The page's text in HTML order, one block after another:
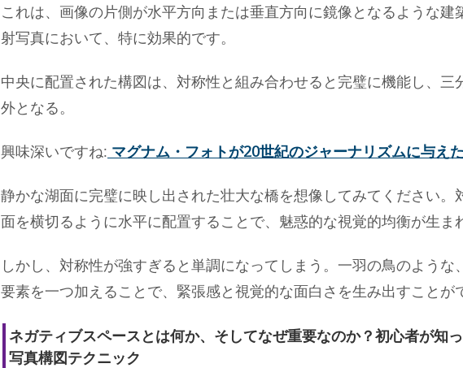
これは、画像の片側が水平方向または垂直方向に鏡像となるような建
射写真において、特に効果的です。
中央に配置された構図は、対称性と組み合わせると完璧に機能し、三
外となる。
興味深いですね: マグナム・フォトが20世紀のジャーナリズムに与え
静かな湖面に完璧に映し出された壮大な橋を想像してみてください。
面を横切るように水平に配置することで、魅惑的な視覚的均衡が生ま
しかし、対称性が強すぎると単調になってしまう。一羽の鳥のような
要素を一つ加えることで、緊張感と視覚的な面白さを生み出すことが
ネガティブスペースとは何か、そしてなぜ重要なのか？初心者が知
写真構図テクニック